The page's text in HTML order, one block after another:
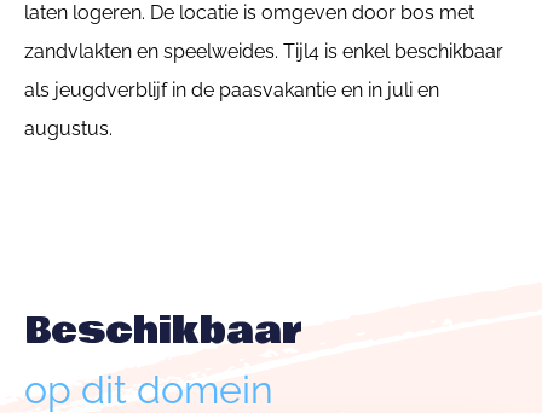
laten logeren. De locatie is omgeven door bos met
zandvlakten en speelweides. Tijl4 is enkel beschikbaar
als jeugdverblijf in de paasvakantie en in juli en
augustus.
Beschikbaar
op dit domein